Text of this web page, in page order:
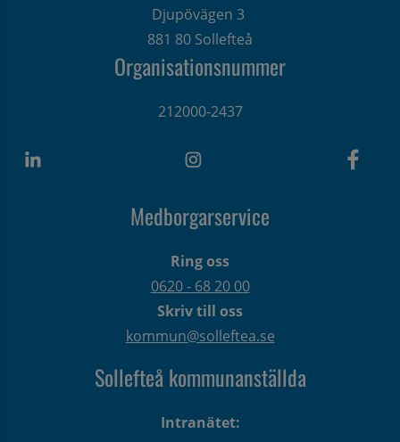
Djupövägen 3
881 80 Sollefteå
Organisationsnummer
212000-2437
Medborgarservice
Ring oss
0620 - 68 20 00
Skriv till oss
kommun@solleftea.se
Sollefteå kommunanställda
Intranätet: